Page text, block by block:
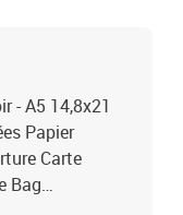
- A5 14,8x21
Papier
Carte
Bag…